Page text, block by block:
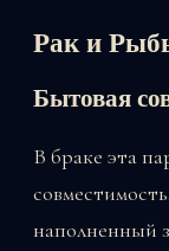
Рак и
Бытовая
В браке эта
наполненный